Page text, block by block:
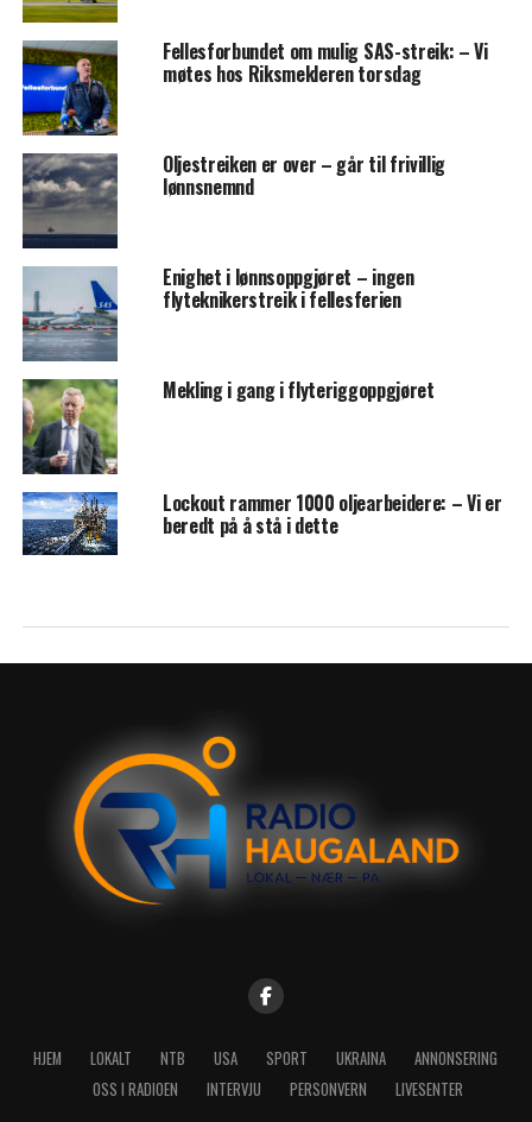
Fellesforbundet om mulig SAS-streik: – Vi
møtes hos Riksmekleren torsdag
Oljestreiken er over – går til frivillig
lønnsnemnd
Enighet i lønnsoppgjøret – ingen
flyteknikerstreik i fellesferien
Mekling i gang i flyteriggoppgjøret
Lockout rammer 1000 oljearbeidere: – Vi er
beredt på å stå i dette
HJEM LOKALT NTB USA SPORT UKRAINA
ANNONSERING
OSS I RADIOEN
INTERVJU PERSONVERN LIVESENTER